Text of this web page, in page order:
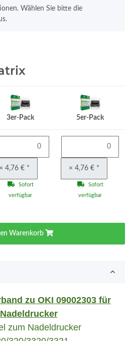
Wählen Sie bitte die
3er-Pack 5er-Pack
× 4,76 € *
Sofort
verfügbar
× 4,76 € *
Sofort
verfügbar
Warenkorb
zu OKI 09002303 für
zum Nadeldrucker